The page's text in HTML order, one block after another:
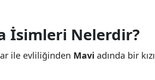
İsimleri Nelerdir?
ile evliliğinden Mavi adında bir kızı